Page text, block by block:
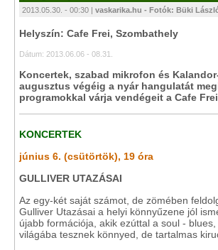
2013.05.30. - 00:30 | vaskarika.hu - Fotók: Büki
Helyszín: Cafe Frei, Szombathely
Dátum: 2013.06.06 - 08.31.
Koncertek, szabad mikrofon és
augusztus végéig a nyár hangulatát
programokkal várja vendégeit a Cafe
KONCERTEK
június 6. (csütörtök), 19 óra
GULLIVER UTAZÁSAI
Az egy-két saját számot, de zömében
Gulliver Utazásai a helyi könnyűzene jól
újabb formációja, akik ezúttal a soul -
világába tesznek könnyed, de tartalmas